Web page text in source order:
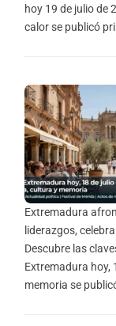
hoy 19 de julio de
calor se publicó
Extremadura
liderazgos,
Descubre las
Extremadura hoy,
memoria se